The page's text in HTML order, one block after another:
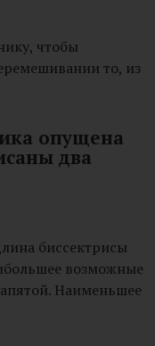
чтобы
то, из
опущена
два
биссектрисы
возможные
Наименьшее